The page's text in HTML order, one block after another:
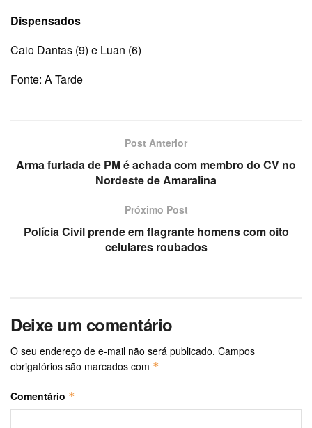
Dispensados
Caio Dantas (9) e Luan (6)
Fonte: A Tarde
Post Anterior
Arma furtada de PM é achada com membro do CV no
Nordeste de Amaralina
Próximo Post
Polícia Civil prende em flagrante homens com oito
celulares roubados
Deixe um comentário
O seu endereço de e-mail não será publicado. Campos
obrigatórios são marcados com *
Comentário *